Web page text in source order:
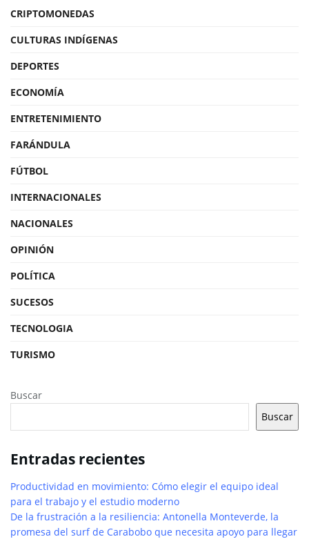
CRIPTOMONEDAS
CULTURAS INDÍGENAS
DEPORTES
ECONOMÍA
ENTRETENIMIENTO
FARÁNDULA
FÚTBOL
INTERNACIONALES
NACIONALES
OPINIÓN
POLÍTICA
SUCESOS
TECNOLOGIA
TURISMO
Buscar
Buscar
Entradas recientes
Productividad en movimiento: Cómo elegir el equipo ideal
para el trabajo y el estudio moderno
De la frustración a la resiliencia: Antonella Monteverde, la
promesa del surf de Carabobo que necesita apoyo para llegar